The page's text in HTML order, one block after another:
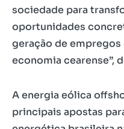
sociedade para
oportunidades
geração de
economia cearense”,
A energia eólica
principais apostas